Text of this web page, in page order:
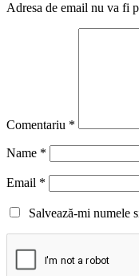
Adresa de email nu va fi
Comentariu *
Name *
Email *
Salvează-mi numele